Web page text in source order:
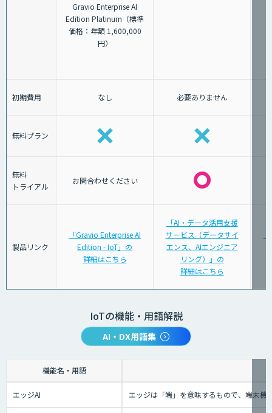
Gravio Enterprise AI
Edition Platinum（標準
価格：年額 1,600,000
円）
初期費用 なし 必要ありません
無料プラン
無料
トライアル
お問合わせください
製品リンク
「Gravio Enterprise AI
Edition - IoT」の
詳細はこちら
「AI・データ活用支援
サービス（データサイ
エンス、AIエンジニア
リング）」の
詳細はこちら
IoTの機能・用語解説
AI・DX用語集
機能名・用語
エッジAI エッジは「端」を意味するもので、端末機